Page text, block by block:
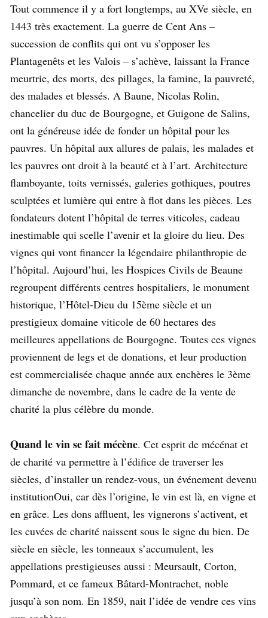
Tout commence il y a fort longtemps, au XVe siècle, en
1443 très exactement. La guerre de Cent Ans –
succession de conflits qui ont vu s’opposer les
Plantagenêts et les Valois – s’achève, laissant la France
meurtrie, des morts, des pillages, la famine, la pauvreté,
des malades et blessés. A Baune, Nicolas Rolin,
chancelier du duc de Bourgogne, et Guigone de Salins,
ont la généreuse idée de fonder un hôpital pour les
pauvres. Un hôpital aux allures de palais, les malades et
les pauvres ont droit à la beauté et à l’art. Architecture
flamboyante, toits vernissés, galeries gothiques, poutres
sculptées et lumière qui entre à flot dans les pièces. Les
fondateurs dotent l’hôpital de terres viticoles, cadeau
inestimable qui scelle l’avenir et la gloire du lieu. Des
vignes qui vont financer la légendaire philanthropie de
l’hôpital. Aujourd’hui, les Hospices Civils de Beaune
regroupent différents centres hospitaliers, le monument
historique, l’Hôtel-Dieu du 15ème siècle et un
prestigieux domaine viticole de 60 hectares des
meilleures appellations de Bourgogne. Toutes ces vignes
proviennent de legs et de donations, et leur production
est commercialisée chaque année aux enchères le 3ème
dimanche de novembre, dans le cadre de la vente de
charité la plus célèbre du monde.
Quand le vin se fait mécène. Cet esprit de mécénat et
de charité va permettre à l’édifice de traverser les
siècles, d’installer un rendez-vous, un événement devenu
institutionOui, car dès l’origine, le vin est là, en vigne et
en grâce. Les dons affluent, les vignerons s’activent, et
les cuvées de charité naissent sous le signe du bien. De
siècle en siècle, les tonneaux s’accumulent, les
appellations prestigieuses aussi : Meursault, Corton,
Pommard, et ce fameux Bâtard-Montrachet, noble
jusqu’à son nom. En 1859, nait l’idée de vendre ces vins